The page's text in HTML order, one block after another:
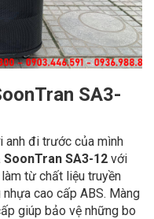
SA3-
anh đi trước của mình
SoonTran SA3-12 với
từ chất liệu truyền
cao cấp ABS. Màng
giúp bảo vệ những bo